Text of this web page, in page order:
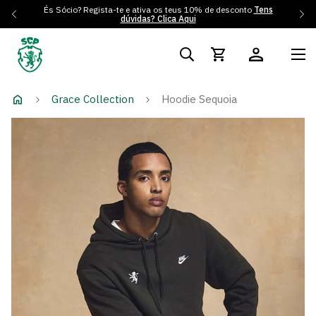
És Sócio? Regista-te e ativa os teus 10% de desconto Tens
dúvidas? Clica Aqui
Grace Collection Hoodie Sequoia